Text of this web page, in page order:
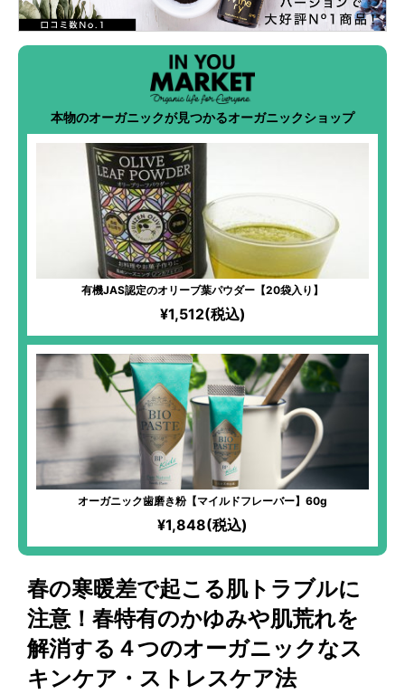
本物のオーガニックが見つかるオーガニックショップ
有機JAS認定のオリーブ葉パウダー【20袋入り】
¥1,512(税込)
オーガニック歯磨き粉【マイルドフレーバー】60g
¥1,848(税込)
春の寒暖差で起こる肌トラブルに
注意！春特有のかゆみや肌荒れを
解消する４つのオーガニックなス
キンケア・ストレスケア法